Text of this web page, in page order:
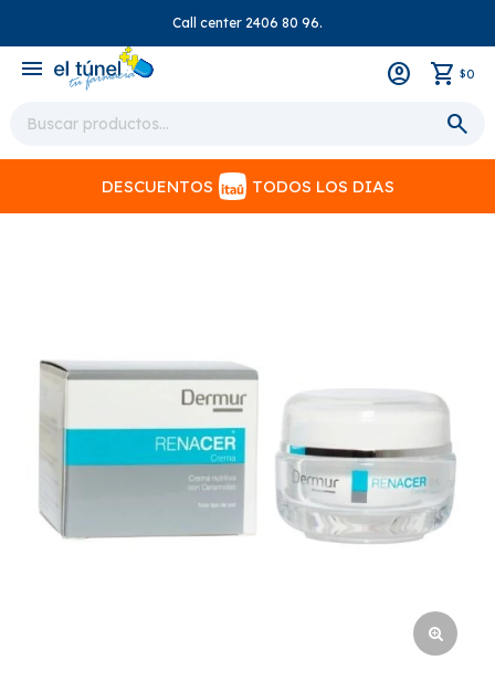
Call center 2406 80 96.
menu $0
DESCUENTOS TODOS LOS DIAS
close